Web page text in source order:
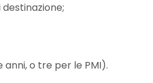
o tre per le PMI).